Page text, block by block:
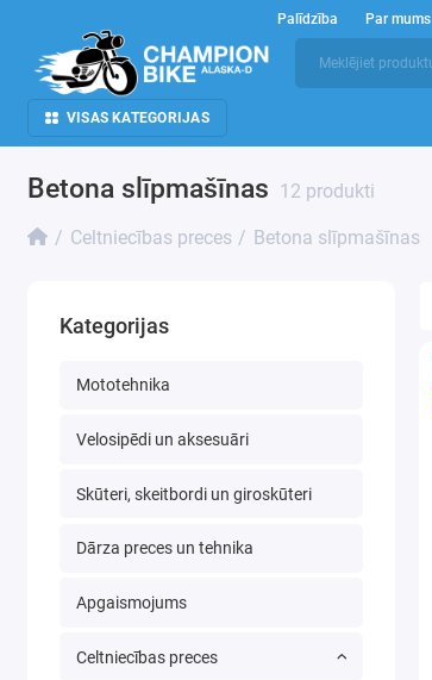
Palīdzība Par mums
VISAS KATEGORIJAS
Betona slīpmašīnas 12 produkti
Celtniecības preces Betona slīpmašīnas
Kategorijas
Mototehnika
Velosipēdi un aksesuāri
Skūteri, skeitbordi un giroskūteri
Dārza preces un tehnika
Apgaismojums
Celtniecības preces